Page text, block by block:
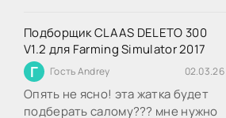
Подборщик CLAAS DELETO 300
V1.2 для Farming Simulator 2017
Г Гость Andrey 02.03.26
Опять не ясно! эта жатка будет
подберать салому??? мне нужно